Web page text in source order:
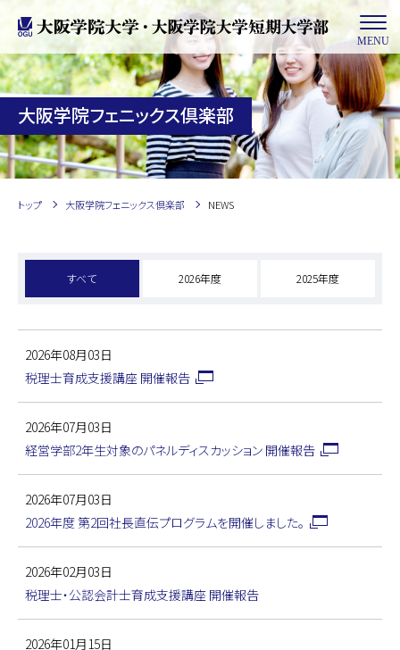
MENU
大阪学院フェニックス倶楽部
トップ 大阪学院フェニックス倶楽部 NEWS
すべて 2026年度 2025年度
2026年08月03日
税理士育成支援講座 開催報告
2026年07月03日
経営学部2年生対象のパネルディスカッション 開催報告
2026年07月03日
2026年度 第2回社長直伝プログラムを開催しました。
2026年02月03日
税理士・公認会計士育成支援講座 開催報告
2026年01月15日